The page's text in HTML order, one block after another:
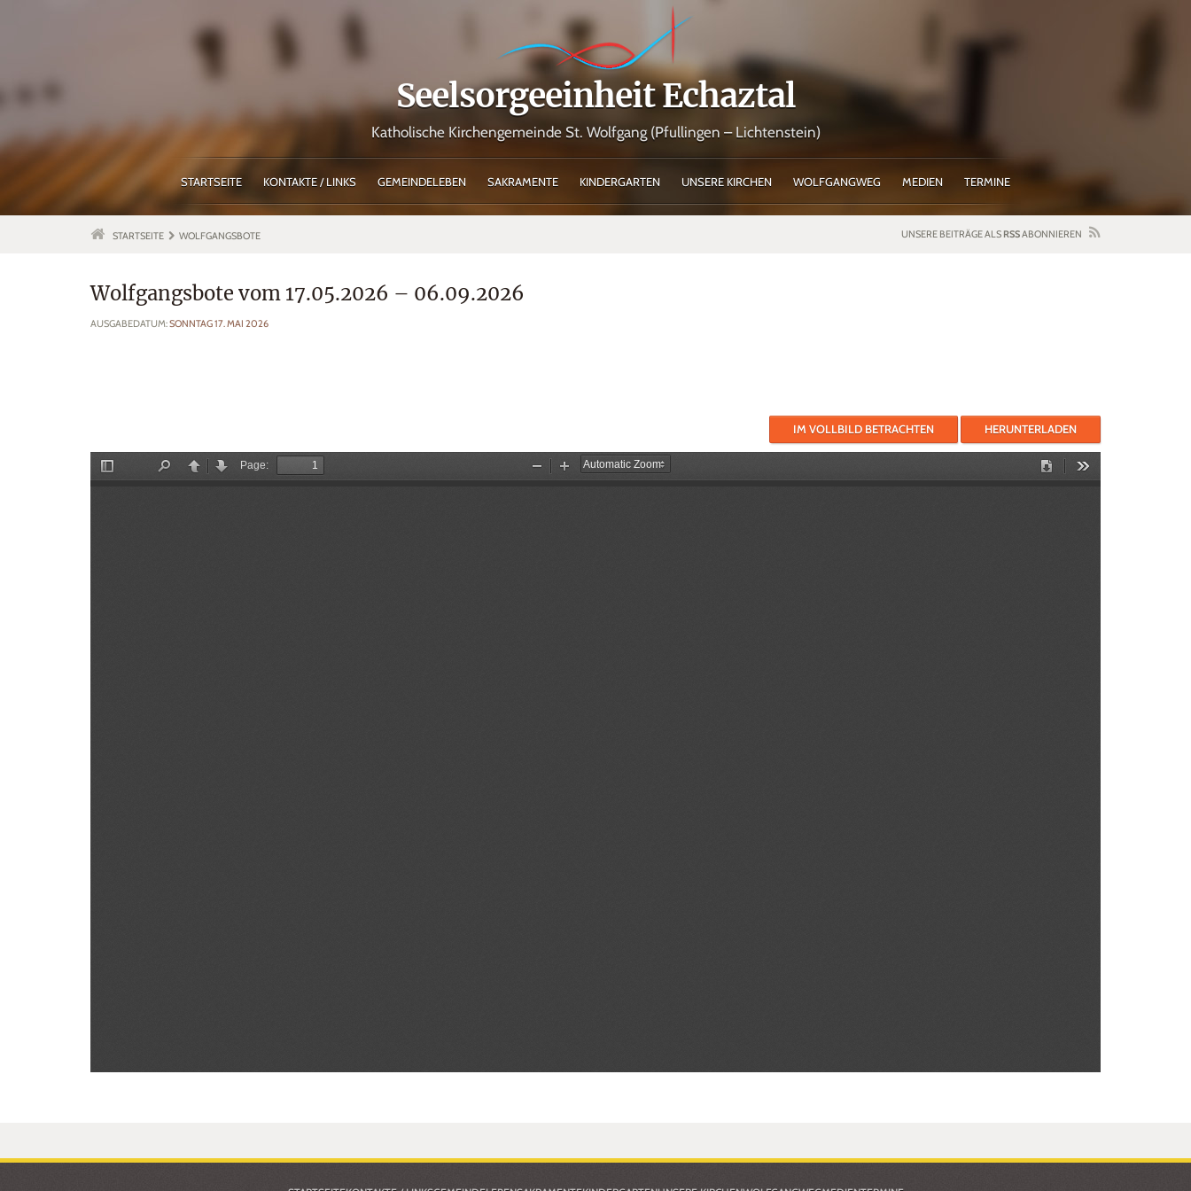
Seelsorgeeinheit Echaztal
Katholische Kirchengemeinde St. Wolfgang (Pfullingen – Lichtenstein)
STARTSEITE KONTAKTE / LINKS GEMEINDELEBEN SAKRAMENTE KINDERGARTEN UNSERE KIRCHEN WOLFGANGWEG MEDIEN TERMINE
STARTSEITE WOLFGANGSBOTE UNSERE BEITRÄGE ALS RSSABONNIEREN
Wolfgangsbote vom 17.05.2026 – 06.09.2026
AUSGABEDATUM:SONNTAG 17. MAI 2026
IM VOLLBILD BETRACHTEN HERUNTERLADEN